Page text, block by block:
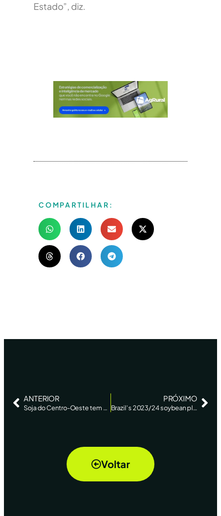
Estado”, diz.
COMPARTILHAR:
ANTERIOR
Soja do Centro-Oeste tem semana decisiva à espera de chuvas, diz AgRural
PRÓXIMO
Brazil’s 2023/24 soybean planting hits 40%, says AgRural – Reuters News
Voltar